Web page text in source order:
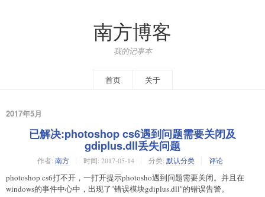
南方博客
我的记事本
首页 关于
2017年5月
已解决:photoshop cs6遇到问题需要关闭及
gdiplus.dll丢失问题
作者: 南方 时间: 2017-05-14 分类: 默认分类 评论
photoshop cs6打不开，一打开提示photosho遇到问题需要关闭。并且在
windows的事件中心中，出现了"错误模块gdiplus.dll"的错误告警。